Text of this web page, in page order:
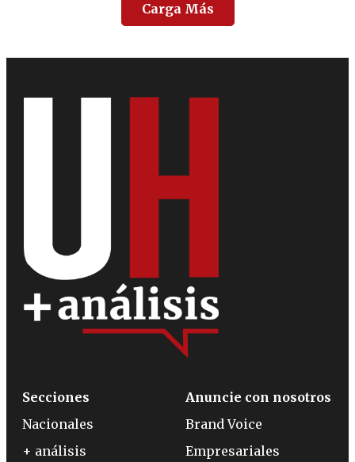
Carga Más
Secciones
Nacionales
+ análisis
Anuncie con nosotros
Brand Voice
Empresariales